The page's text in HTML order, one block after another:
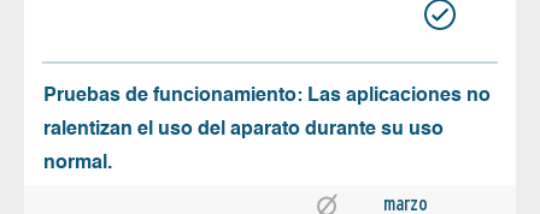
Pruebas de funcionamiento: Las aplicaciones no
ralentizan el uso del aparato durante su uso
normal.
marzo